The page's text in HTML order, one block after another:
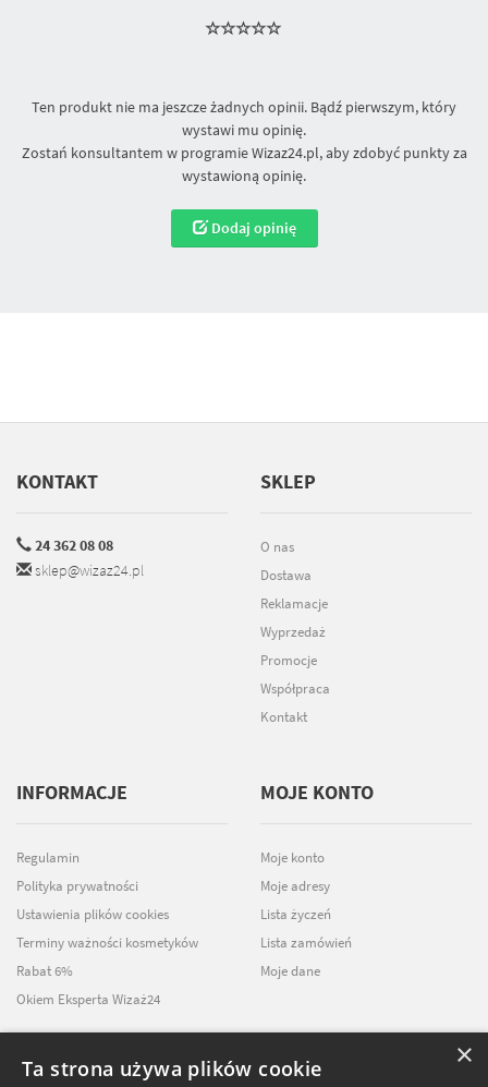
Ten produkt nie ma jeszcze żadnych opinii. Bądź pierwszym, który
wystawi mu opinię.
Zostań konsultantem w programie Wizaz24.pl, aby zdobyć punkty za
wystawioną opinię.
Dodaj opinię
KONTAKT
24 362 08 08
sklep@wizaz24.pl
SKLEP
O nas
Dostawa
Reklamacje
Wyprzedaż
Promocje
Współpraca
Kontakt
INFORMACJE
Regulamin
Polityka prywatności
Ustawienia plików cookies
Terminy ważności kosmetyków
Rabat 6%
Okiem Eksperta Wizaż24
MOJE KONTO
Moje konto
Moje adresy
Lista życzeń
Lista zamówień
Moje dane
NEWSLETTER
×
Ta strona używa plików cookie